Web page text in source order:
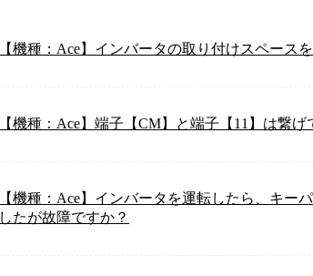
【機種：Ace】インバータの取り付けスペース
【機種：Ace】端子【CM】と端子【11】は繋げ
【機種：Ace】インバータを運転したら、キー
したが故障ですか？